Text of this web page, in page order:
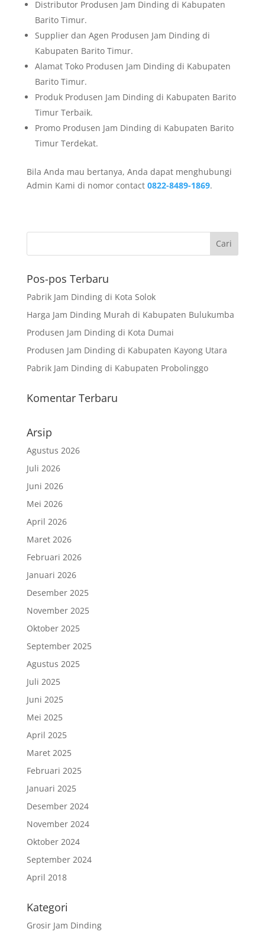
Distributor Produsen Jam Dinding di Kabupaten
Barito Timur.
Supplier dan Agen Produsen Jam Dinding di
Kabupaten Barito Timur.
Alamat Toko Produsen Jam Dinding di Kabupaten
Barito Timur.
Produk Produsen Jam Dinding di Kabupaten Barito
Timur Terbaik.
Promo Produsen Jam Dinding di Kabupaten Barito
Timur Terdekat.
Bila Anda mau bertanya, Anda dapat menghubungi
Admin Kami di nomor contact 0822-8489-1869.
Pos-pos Terbaru
Pabrik Jam Dinding di Kota Solok
Harga Jam Dinding Murah di Kabupaten Bulukumba
Produsen Jam Dinding di Kota Dumai
Produsen Jam Dinding di Kabupaten Kayong Utara
Pabrik Jam Dinding di Kabupaten Probolinggo
Komentar Terbaru
Arsip
Agustus 2026
Juli 2026
Juni 2026
Mei 2026
April 2026
Maret 2026
Februari 2026
Januari 2026
Desember 2025
November 2025
Oktober 2025
September 2025
Agustus 2025
Juli 2025
Juni 2025
Mei 2025
April 2025
Maret 2025
Februari 2025
Januari 2025
Desember 2024
November 2024
Oktober 2024
September 2024
April 2018
Kategori
Grosir Jam Dinding